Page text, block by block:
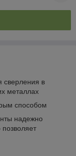
сверления в
металлах
способом
надежно